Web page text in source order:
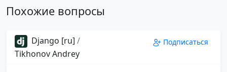
Похожие вопросы
Django [ru] /
Tikhonov Andrey
Подписаться